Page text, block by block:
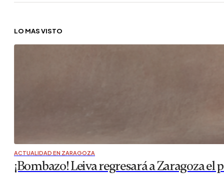
LO MÁS VISTO
ACTUALIDAD EN ZARAGOZA
¡Bombazo! Leiva regresará a Zaragoza el